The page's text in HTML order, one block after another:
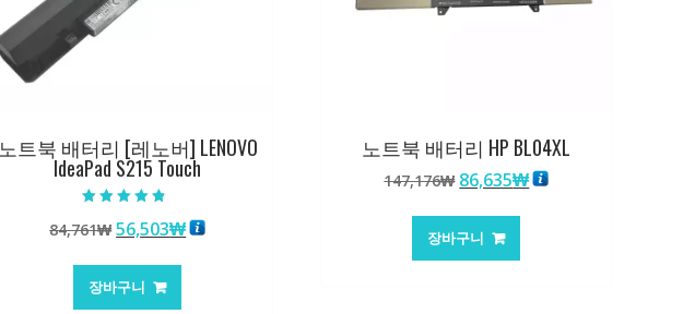
노트북 배터리 [레노버] LENOVO
IdeaPad S215 Touch
4.50
로 평가됨
84,761₩ 원
가
격:
56,503₩현
장바구니
노트북 배터리 HP BL04XL
147,176₩ 원
가
격:
86,635₩현
장바구니